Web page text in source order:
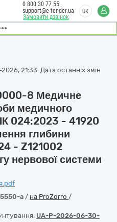
Замовити дзвінок
0 800 30 77 55
support@e-tender.ua
UK
21:33. Дата останніх змін
8 Медичне
медичного
024:2023 - 41920
глибини
- Z121002
нервової системи
a / на ProZorro /
UA-P-2026-06-30-